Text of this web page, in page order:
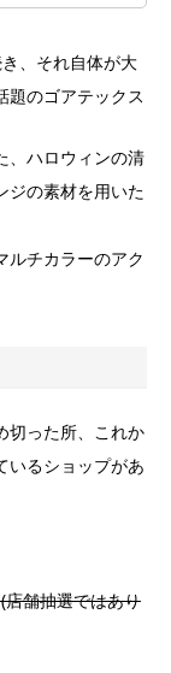
、それ自体が大
題のゴアテックス
、ハロウィンの清
ジの素材を用いた
ルチカラーのアク
切った所、これか
いるショップがあ
舗抽選ではあり